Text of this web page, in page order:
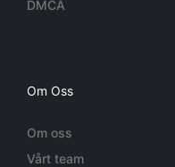
DMCA
Om Oss
Om oss
Vårt team